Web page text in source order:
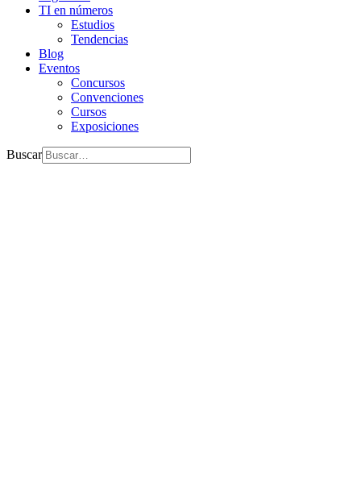
TI en números
Estudios
Tendencias
Blog
Eventos
Concursos
Convenciones
Cursos
Exposiciones
Buscar